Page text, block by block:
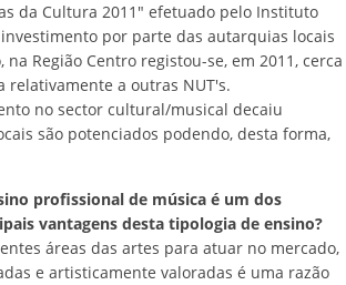
da Cultura 2011" efetuado pelo Instituto
por parte das autarquias locais
Região Centro registou-se, em 2011, cerca
relativamente a outras NUT's.
no sector cultural/musical decaiu
são potenciados podendo, desta forma,
profissional de música é um dos
vantagens desta tipologia de ensino?
áreas das artes para atuar no mercado,
e artisticamente valoradas é uma razão